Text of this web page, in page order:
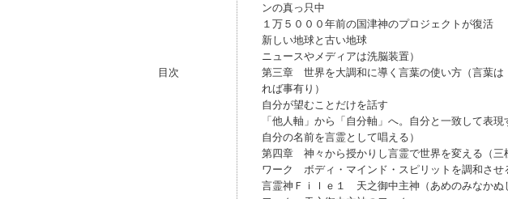
目次
ンの真っ只中
１万５０００年前の国津神のプロジェクトが復活
新しい地球と古い地球
ニュースやメディアは洗脳装置）
第三章 世界を大調和に導く言葉の使い方（言葉は
れば事有り）
自分が望むことだけを話す
「他人軸」から「自分軸」へ。自分と一致して表現
自分の名前を言霊として唱える）
第四章 神々から授かりし言霊で世界を変える（三
ワーク ボディ・マインド・スピリットを調和させ
言霊神Ｆｉｌｅ１ 天之御中主神（あめのみなかぬ